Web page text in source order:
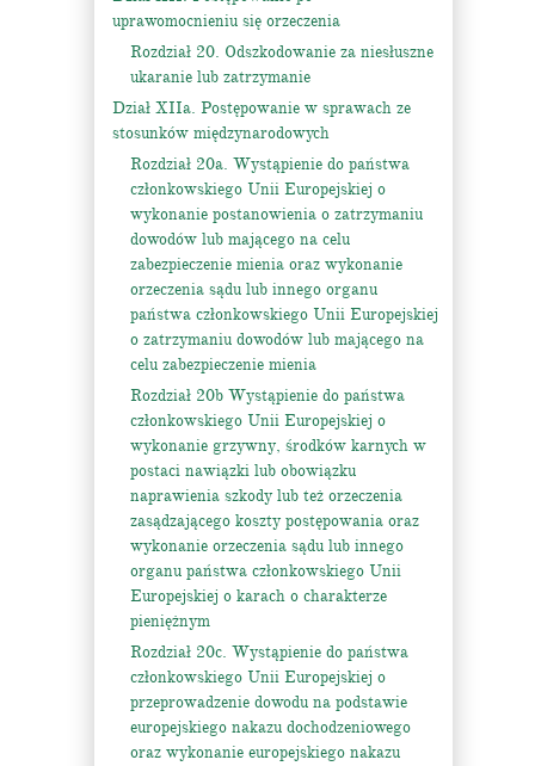
uprawomocnieniu się orzeczenia
Rozdział 20. Odszkodowanie za niesłuszne
ukaranie lub zatrzymanie
Dział XIIa. Postępowanie w sprawach ze
stosunków międzynarodowych
Rozdział 20a. Wystąpienie do państwa
członkowskiego Unii Europejskiej o
wykonanie postanowienia o zatrzymaniu
dowodów lub mającego na celu
zabezpieczenie mienia oraz wykonanie
orzeczenia sądu lub innego organu
państwa członkowskiego Unii Europejskiej
o zatrzymaniu dowodów lub mającego na
celu zabezpieczenie mienia
Rozdział 20b Wystąpienie do państwa
członkowskiego Unii Europejskiej o
wykonanie grzywny, środków karnych w
postaci nawiązki lub obowiązku
naprawienia szkody lub też orzeczenia
zasądzającego koszty postępowania oraz
wykonanie orzeczenia sądu lub innego
organu państwa członkowskiego Unii
Europejskiej o karach o charakterze
pieniężnym
Rozdział 20c. Wystąpienie do państwa
członkowskiego Unii Europejskiej o
przeprowadzenie dowodu na podstawie
europejskiego nakazu dochodzeniowego
oraz wykonanie europejskiego nakazu